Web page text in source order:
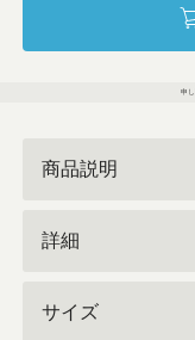
申
商品説明
詳細
サイズ